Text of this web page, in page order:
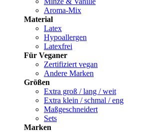
Aroma-Mix
Material
Latex
Hypoallergen
Latexfrei
Für Veganer
Zertifiziert vegan
Andere Marken
Größen
Extra groß / lang / weit
Extra klein / schmal / eng
Maßgeschneidert
Sets
Marken